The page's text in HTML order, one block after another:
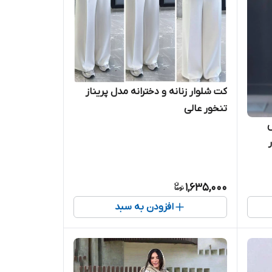
کت شلوار زنانه و دخترانه مدل پریناز
تنخور عالی
1,635,000
افزودن به سبد